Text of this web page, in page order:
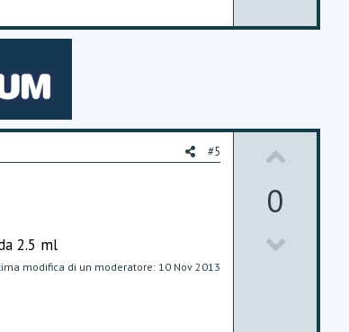
t
#5
2.5 ml
modifica di un moderatore: 10 Nov 2013
0